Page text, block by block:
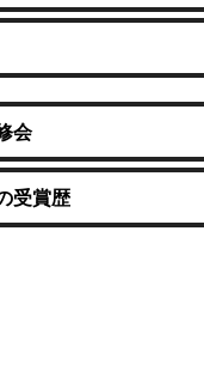
会
受賞歴